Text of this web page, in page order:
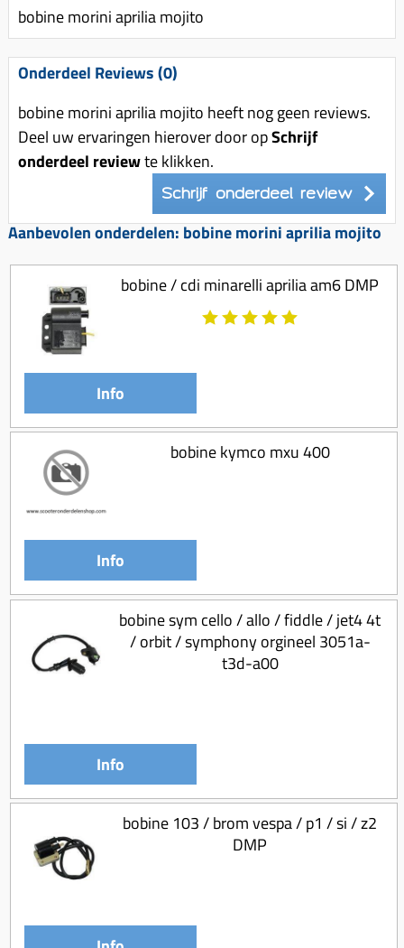
Uitlaat bocht
Radiateur (delen)
Waterpomp (delen)
V-snaren
Variorolsets
Pulley
Variokit
Voor tandwielen
Zuigers
Origineel zuigers
Tomos opvoeren (kits)
Koppeling compleet
Koppeling trekveer
Ketting / tandwiel
Koeling (delen)
Overbrenging
Remklauw (delen)
Remschijven
Voorvork
Wiel (delen)
Standaard
Windschermen
Accessoires overig
Gereedschap
Speednut
bobine morini aprilia mojito
Onderdeel Reviews (0)
bobine morini aprilia mojito heeft nog geen reviews.
Deel uw ervaringen hierover door opSchrijf
onderdeel reviewte klikken.
Schrijf onderdeel review
Aanbevolen onderdelen: bobine morini aprilia mojito
bobine / cdi minarelli aprilia am6 DMP
Info
bobine kymco mxu 400
Info
bobine sym cello / allo / fiddle / jet4 4t
/ orbit / symphony orgineel 3051a-
t3d-a00
Info
bobine 103 / brom vespa / p1 / si / z2
DMP